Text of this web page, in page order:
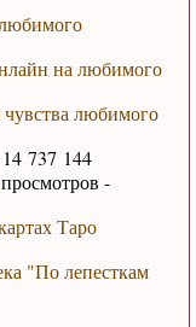
на любимого
любимого
737 144
просмотров -
Таро
"По лепесткам